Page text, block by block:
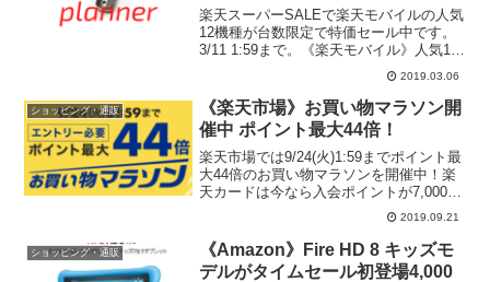
Find Xが63,900円、GRANBEAT
が28,800円など。
楽天スーパーSALEで楽天モバイルの人気
12機種が台数限定で特価セール中です。
3/11 1:59まで。《楽天モバイル》人気12
2019.03.06
ショッピング・通販
《楽天市場》お買い物マラソン開
催中 ポイント最大44倍！
楽天市場では9/24(火)1:59までポイント最
大44倍のお買い物マラソンを開催中！楽
天カードは今なら入会ポイントが7,000ポ
2019.09.21
ショッピング・通販
《Amazon》Fire HD 8 キッズモ
デルがタイムセール初登場4,000